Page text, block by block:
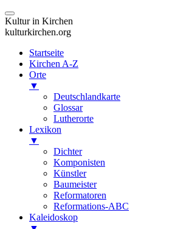
Kultur in Kirchen
kulturkirchen.org
Startseite
Kirchen A-Z
Orte
▼
Deutschlandkarte
Glossar
Lutherorte
Lexikon
▼
Dichter
Komponisten
Künstler
Baumeister
Reformatoren
Reformations-ABC
Kaleidoskop